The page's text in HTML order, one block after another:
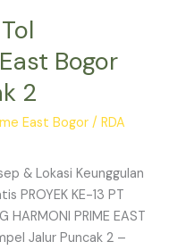
Bogor
2
East Bogor /RDA
& Lokasi Keunggulan
PROYEK KE-13 PT
HARMONI PRIME EAST
Jalur Puncak 2 –